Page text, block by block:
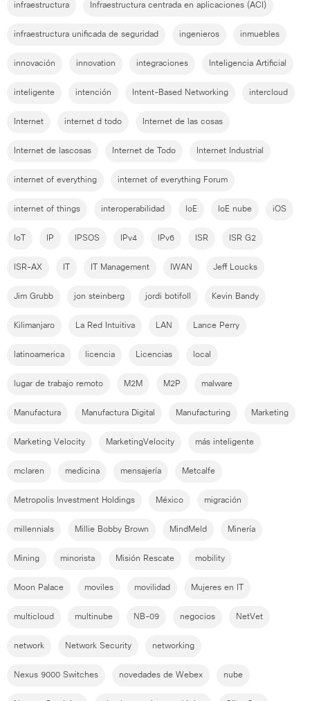
infraestructura Infraestructura centrada en aplicaciones (ACI)
infraestructura unificada de seguridad ingenieros inmuebles
innovación innovation integraciones Inteligencia Artificial
inteligente intención Intent-Based Networking intercloud
Internet internet d todo Internet de las cosas
Internet de lascosas Internet de Todo Internet Industrial
internet of everything internet of everything Forum
internet of things interoperabilidad IoE IoE nube iOS
IoT IP IPSOS IPv4 IPv6 ISR ISR G2
ISR-AX IT Management IWAN Jeff Loucks
Jim Grubb jon steinberg jordi botifoll Kevin Bandy
Kilimanjaro La Red Intuitiva LAN Lance Perry
latinoamerica licencia Licencias local
lugar de trabajo remoto M2M M2P malware
Manufactura Manufactura Digital Manufacturing Marketing
Marketing Velocity MarketingVelocity más inteligente
mclaren medicina mensajería Metcalfe
Metropolis Investment Holdings México migración
millennials Millie Bobby Brown MindMeld Minería
Mining minorista Misión Rescate mobility
Moon Palace moviles movilidad Mujeres en IT
multicloud multinube NB-09 negocios NetVet
network Network Security networking
Nexus 9000 Switches novedades de Webex nube